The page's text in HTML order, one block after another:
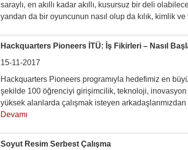
saraylı, en akıllı kadar akıllı, kusursuz bir deli
yandan da bir oyuncunun nasıl olup da kılık, kimlik
Hackquarters Pioneers İTÜ: İş Fikirleri – Nasıl
15-11-2017
Hackquarters Pioneers programıyla hedefimiz en
şekilde 100 öğrenciyi girişimcilik, teknoloji, inovasyon
yüksek alanlarda çalışmak isteyen
Devamı
Soyut Resim Serbest Çalışma